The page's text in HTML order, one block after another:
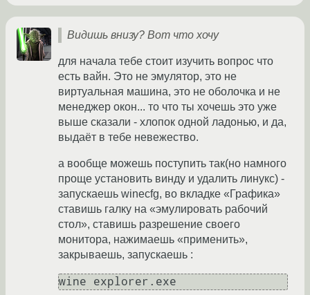
Видишь внизу? Вот что хочу
для начала тебе стоит изучить вопрос что
есть вайн. Это не эмулятор, это не
виртуальная машина, это не оболочка и не
менеджер окон... то что ты хочешь это уже
выше сказали - хлопок одной ладонью, и да,
выдаёт в тебе невежество.
а вообще можешь поступить так(но намного
проще установить винду и удалить линукс) -
запускаешь winecfg, во вкладке «Графика»
ставишь галку на «эмулировать рабочий
стол», ставишь разрешение своего
монитора, нажимаешь «применить»,
закрываешь, запускаешь :